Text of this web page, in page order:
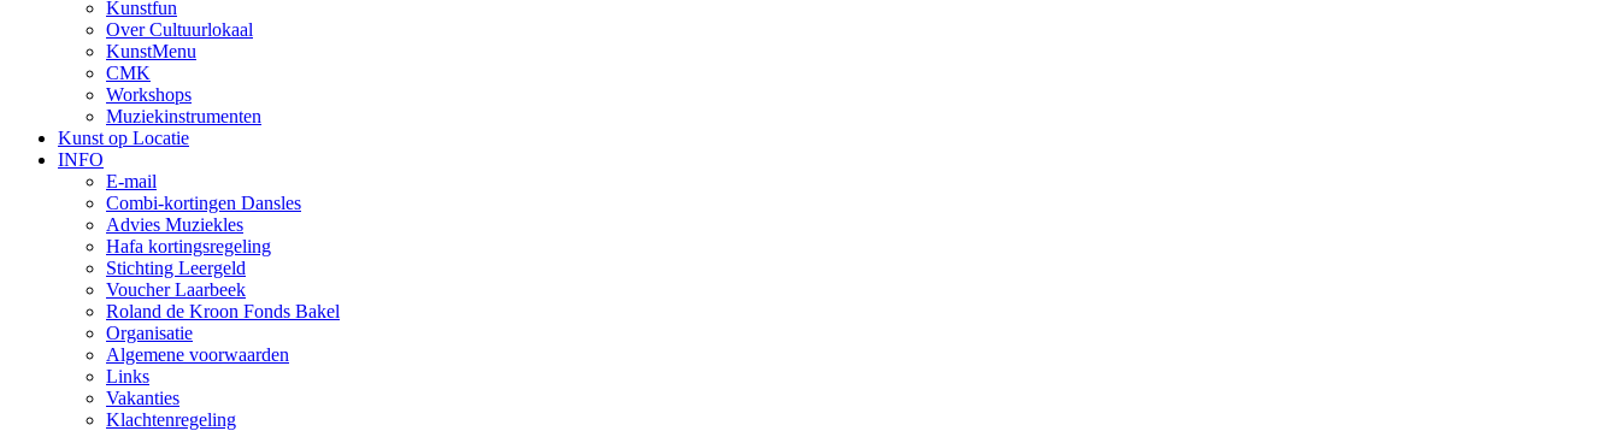
Kunstfun
Over Cultuurlokaal
KunstMenu
CMK
Workshops
Muziekinstrumenten
Kunst op Locatie
INFO
E-mail
Combi-kortingen Dansles
Advies Muziekles
Hafa kortingsregeling
Stichting Leergeld
Voucher Laarbeek
Roland de Kroon Fonds Bakel
Organisatie
Algemene voorwaarden
Links
Vakanties
Klachtenregeling